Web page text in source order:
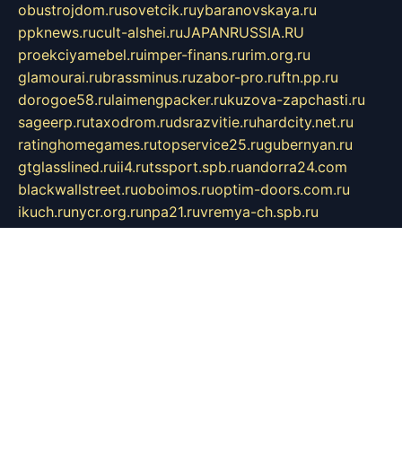
obustrojdom.rusovetcik.ruybaranovskaya.ru
ppknews.rucult-alshei.ruJAPANRUSSIA.RU
proekciyamebel.ruimper-finans.rurim.org.ru
glamourai.rubrassminus.ruzabor-pro.ruftn.pp.ru
dorogoe58.rulaimengpacker.rukuzova-zapchasti.ru
sageerp.rutaxodrom.rudsrazvitie.ruhardcity.net.ru
ratinghomegames.rutopservice25.rugubernyan.ru
gtglasslined.ruii4.rutssport.spb.ruandorra24.com
blackwallstreet.ruoboimos.ruoptim-doors.com.ru
ikuch.runycr.org.runpa21.ruvremya-ch.spb.ru